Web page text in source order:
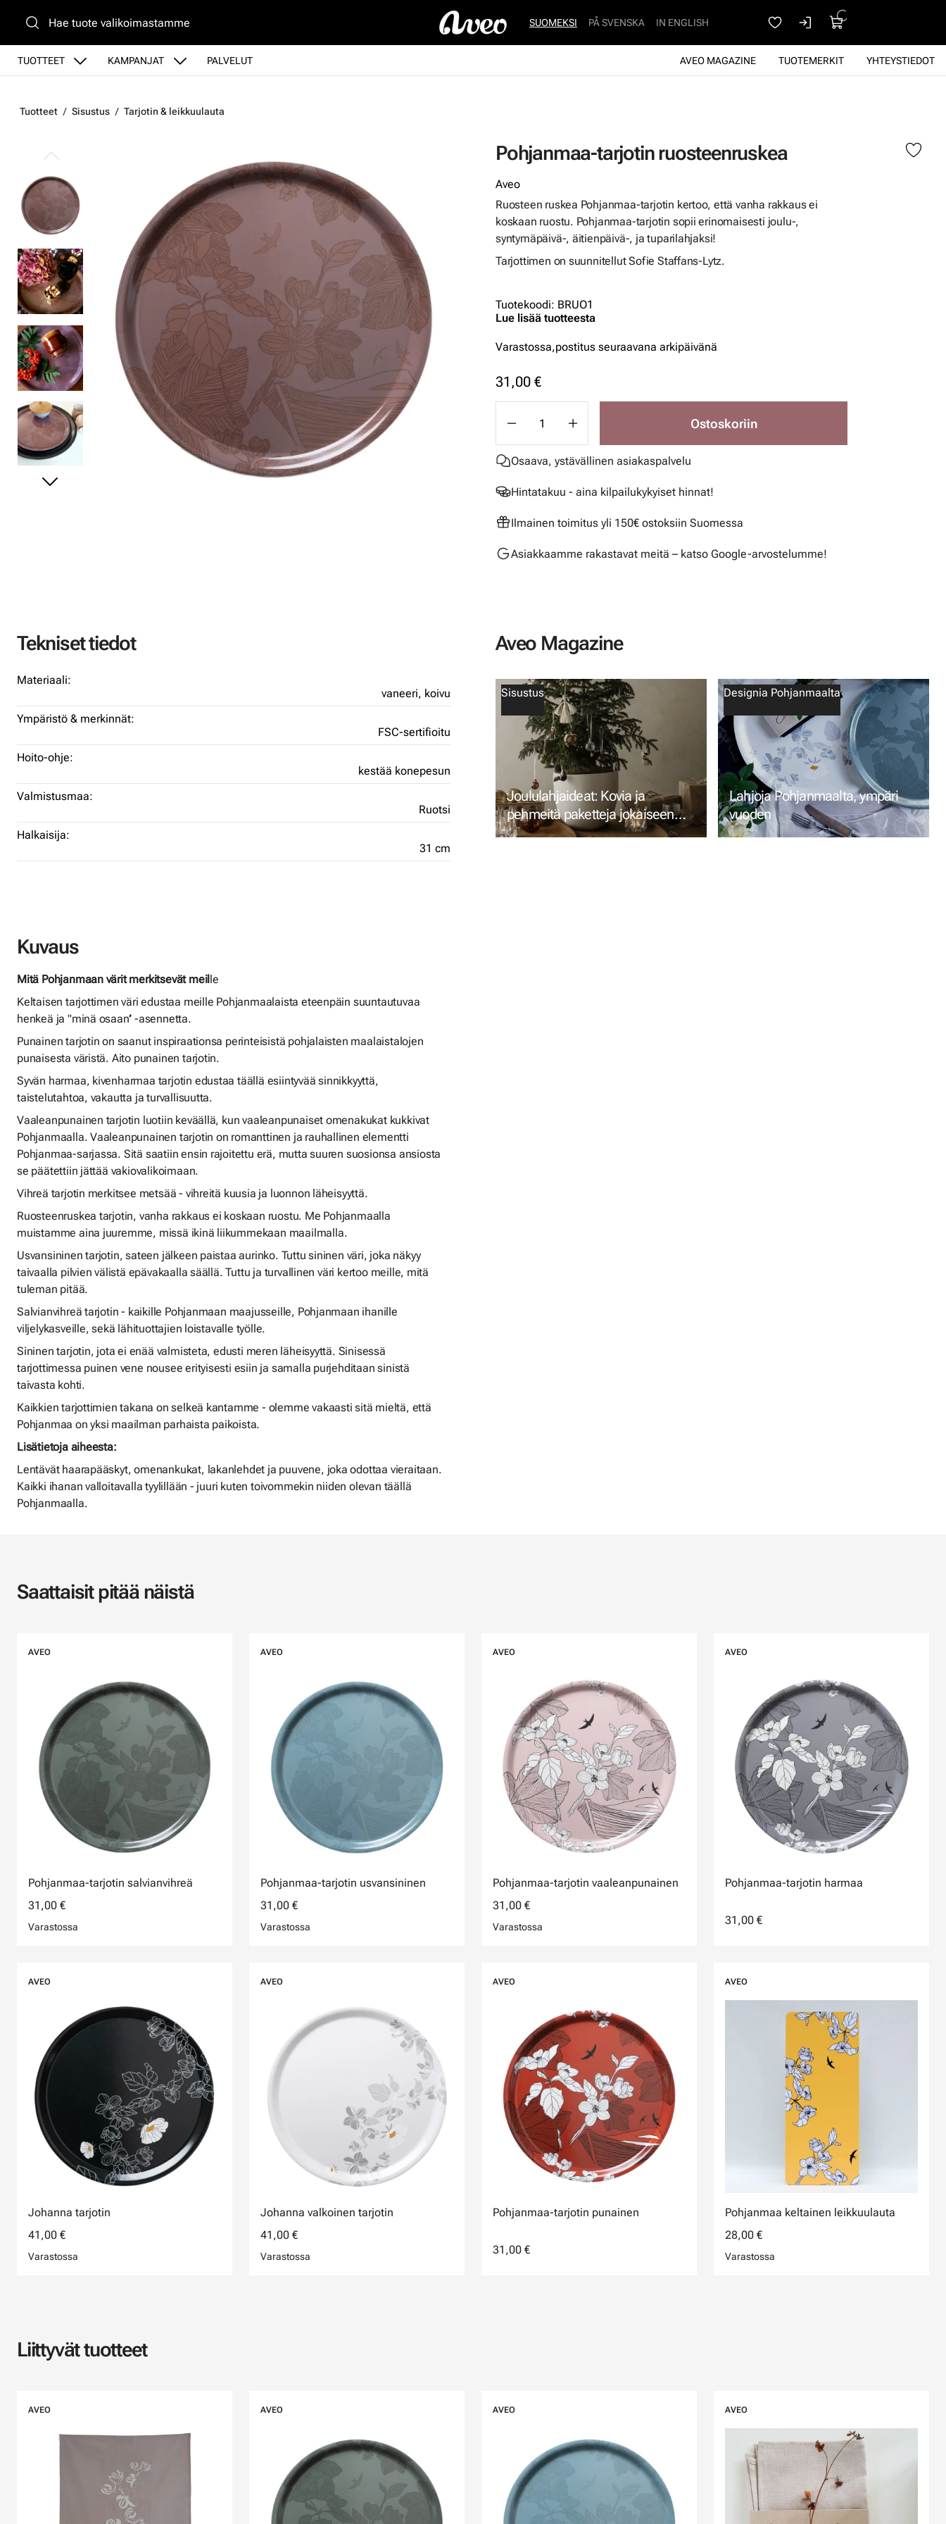
TUOTTEET KAMPANJAT PALVELUT YHTEYSTIEDOT
TUOTEMERKIT
AVEO MAGAZINE
SUOMEKSI PÅ SVENSKA IN ENGLISH
Tuotteet Sisustus Tarjotin & leikkuulauta
Pohjanmaa-tarjotin ruosteenruskea
Aveo
Ruosteen ruskea Pohjanmaa-tarjotin kertoo, että vanha rakkaus ei
koskaan ruostu. Pohjanmaa-tarjotin sopii erinomaisesti joulu-,
syntymäpäivä-, äitienpäivä-, ja tuparilahjaksi!
Tarjottimen on suunnitellut Sofie Staffans-Lytz.
Tuotekoodi: BRUO1
Lue lisää tuotteesta
Varastossa,postitus seuraavana arkipäivänä
31,00 €
Ostoskoriin
Osaava, ystävällinen asiakaspalvelu
Hintatakuu - aina kilpailukykyiset hinnat!
Ilmainen toimitus yli 150€ ostoksiin Suomessa
Asiakkaamme rakastavat meitä – katso Google-arvostelumme!
Tekniset tiedot
Materiaali:
vaneeri, koivu
Ympäristö & merkinnät:
FSC-sertifioitu
Hoito-ohje:
kestää konepesun
Valmistusmaa:
Ruotsi
Halkaisija:
31 cm
Aveo Magazine
Sisustus
Joululahjaideat: Kovia ja
pehmeitä paketteja jokaiseen
makuun
Designia Pohjanmaalta
Lahjoja Pohjanmaalta, ympäri
vuoden
Kuvaus
Mitä Pohjanmaan värit merkitsevät meille
Keltaisen tarjottimen väri edustaa meille Pohjanmaalaista eteenpäin suuntautuvaa
henkeä ja "minä osaan’’ -asennetta.
Punainen tarjotin on saanut inspiraationsa perinteisistä pohjalaisten maalaistalojen
punaisesta väristä. Aito punainen tarjotin.
Syvän harmaa, kivenharmaa tarjotin edustaa täällä esiintyvää sinnikkyyttä,
taistelutahtoa, vakautta ja turvallisuutta.
Vaaleanpunainen tarjotin luotiin keväällä, kun vaaleanpunaiset omenakukat kukkivat
Pohjanmaalla. Vaaleanpunainen tarjotin on romanttinen ja rauhallinen elementti
Pohjanmaa-sarjassa. Sitä saatiin ensin rajoitettu erä, mutta suuren suosionsa ansiosta
se päätettiin jättää vakiovalikoimaan.
Vihreä tarjotin merkitsee metsää - vihreitä kuusia ja luonnon läheisyyttä.
Ruosteenruskea tarjotin, vanha rakkaus ei koskaan ruostu. Me Pohjanmaalla
muistamme aina juuremme, missä ikinä liikummekaan maailmalla.
Usvansininen tarjotin, sateen jälkeen paistaa aurinko. Tuttu sininen väri, joka näkyy
taivaalla pilvien välistä epävakaalla säällä. Tuttu ja turvallinen väri kertoo meille, mitä
tuleman pitää.
Salvianvihreä tarjotin - kaikille Pohjanmaan maajusseille, Pohjanmaan ihanille
viljelykasveille, sekä lähituottajien loistavalle työlle.
Sininen tarjotin, jota ei enää valmisteta, edusti meren läheisyyttä. Sinisessä
tarjottimessa puinen vene nousee erityisesti esiin ja samalla purjehditaan sinistä
taivasta kohti.
Kaikkien tarjottimien takana on selkeä kantamme - olemme vakaasti sitä mieltä, että
Pohjanmaa on yksi maailman parhaista paikoista.
Lisätietoja aiheesta:
Lentävät haarapääskyt, omenankukat, lakanlehdet ja puuvene, joka odottaa vieraitaan.
Kaikki ihanan valloitavalla tyylillään - juuri kuten toivommekin niiden olevan täällä
Pohjanmaalla.
Saattaisit pitää näistä
AVEO
Pohjanmaa-tarjotin salvianvihreä
31,00 €
Varastossa
AVEO
Pohjanmaa-tarjotin usvansininen
31,00 €
Varastossa
AVEO
Pohjanmaa-tarjotin vaaleanpunainen
31,00 €
Varastossa
AVEO
Pohjanmaa-tarjotin harmaa
31,00 €
AVEO
Johanna tarjotin
41,00 €
Varastossa
AVEO
Johanna valkoinen tarjotin
41,00 €
Varastossa
AVEO
Pohjanmaa-tarjotin punainen
31,00 €
AVEO
Pohjanmaa keltainen leikkuulauta
28,00 €
Varastossa
Liittyvät tuotteet
AVEO AVEO AVEO AVEO